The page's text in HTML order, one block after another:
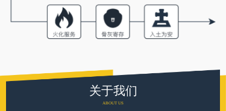
关于我们
ABOUT US